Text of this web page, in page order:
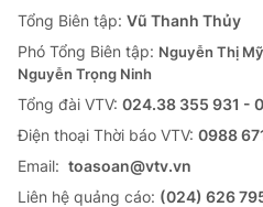
Tổng Biên tập: Vũ Thanh Thủy
Phó Tổng Biên tập: Nguyễn Thị
Nguyễn Trọng Ninh
Tổng đài VTV: 024.38 355 931 -
Ðiện thoại Thời báo VTV: 0988
Email: toasoan@vtv.vn
Liên hệ quảng cáo: (024) 626